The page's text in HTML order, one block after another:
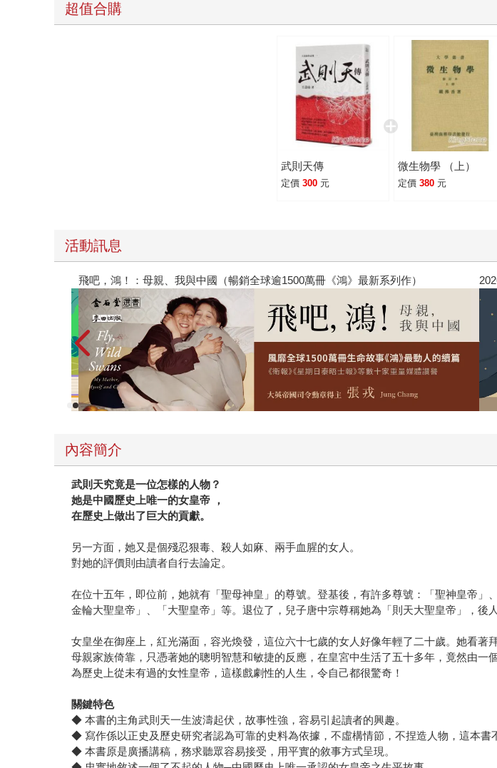
超值合購
武則天傳
定價 300 元
微生物學 （上）
定價 380 元
活動訊息
【父親節禮物展】5折起，滿888送88點金幣 閱
內容簡介
武則天究竟是一位怎樣的人物？
她是中國歷史上唯一的女皇帝 ，
在歷史上做出了巨大的貢獻。
另一方面，她又是個殘忍狠毒、殺人如麻、兩手血腥的女人。
對她的評價則由讀者自行去論定。
在位十五年，即位前，她就有「聖母神皇」的尊號。登基後，有許多尊號：「聖神皇帝
金輪大聖皇帝」、「大聖皇帝」等。退位了，兒子唐中宗尊稱她為「則天大聖皇帝」，後
女皇坐在御座上，紅光滿面，容光煥發，這位六十七歲的女人好像年輕了二十歲。她看
母親家族倚靠，只憑著她的聰明智慧和敏捷的反應，在皇宮中生活了五十多年，竟然由
為歷史上從未有過的女性皇帝，這樣戲劇性的人生，令自己都很驚奇！
關鍵特色
◆ 本書的主角武則天一生波濤起伏，故事性強，容易引起讀者的興趣。
◆ 寫作係以正史及歷史研究者認為可靠的史料為依據，不虛構情節，不捏造人物，這本書
◆ 本書原是廣播講稿，務求聽眾容易接受，用平實的敘事方式呈現。